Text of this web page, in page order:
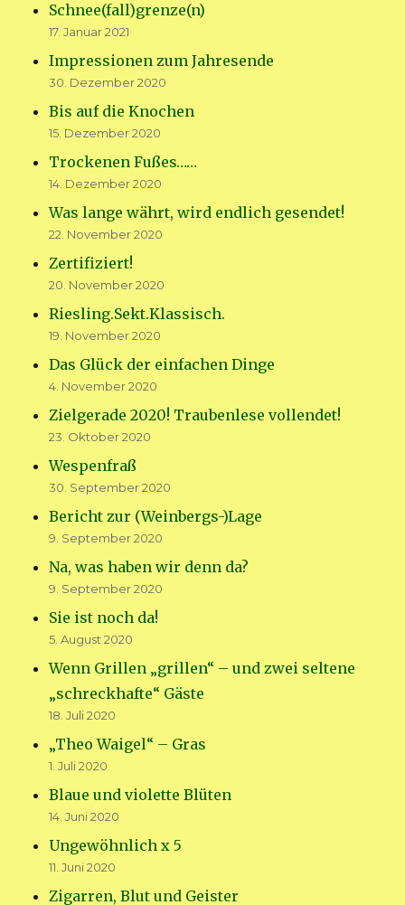
Schnee(fall)grenze(n)
17. Januar 2021
Impressionen zum Jahresende
30. Dezember 2020
Bis auf die Knochen
15. Dezember 2020
Trockenen Fußes……
14. Dezember 2020
Was lange währt, wird endlich gesendet!
22. November 2020
Zertifiziert!
20. November 2020
Riesling.Sekt.Klassisch.
19. November 2020
Das Glück der einfachen Dinge
4. November 2020
Zielgerade 2020! Traubenlese vollendet!
23. Oktober 2020
Wespenfraß
30. September 2020
Bericht zur (Weinbergs-)Lage
9. September 2020
Na, was haben wir denn da?
9. September 2020
Sie ist noch da!
5. August 2020
Wenn Grillen „grillen“ – und zwei seltene
„schreckhafte“ Gäste
18. Juli 2020
„Theo Waigel“ – Gras
1. Juli 2020
Blaue und violette Blüten
14. Juni 2020
Ungewöhnlich x 5
11. Juni 2020
Zigarren, Blut und Geister